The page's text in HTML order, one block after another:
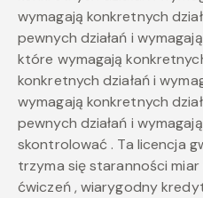
wymagają konkretnych
pewnych działań i
które wymagają
konkretnych działań i
wymagają konkretnych
pewnych działań i
skontrolować . Ta licencja
trzyma się staranności
ćwiczeń , wiarygodny